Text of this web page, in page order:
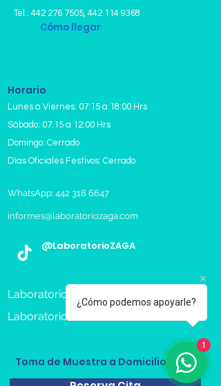
Cómo llegar
Tel.: 442 276 7505, 442 114 9368
Horario
Lunes a Viernes: 07:15 a 18:00 Hrs
Sábado: 07:15 a 12:00 Hrs
Domingo: Cerrado
Días Oficiales Festivos: Cerrado
WhatsApp: 442 318 6647
informes@laboratoriozaga.com
@LaboratorioZAGA
Laboratorios en Queretaro
Laboratorio Cera de Mi
Toma de Muestra a Domicilio
¿Cómo podemos apoyarle?
1